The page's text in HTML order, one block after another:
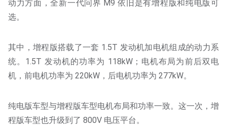
动力方面，全新一代问界 M9 依旧是有增程版和纯电版可
选。
其中，增程版搭载了一套 1.5T 发动机加电机组成的动力系
统。1.5T 发动机的功率为 118kW；电机布局为前后双电
机，前电机功率为 220kW，后电机功率为 277kW。
纯电版车型与增程版车型电机布局和功率一致。这一次，增
程版车型也升级到了 800V 电压平台。